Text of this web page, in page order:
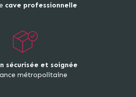
cave professionnelle
sécurisée et soignée
métropolitaine